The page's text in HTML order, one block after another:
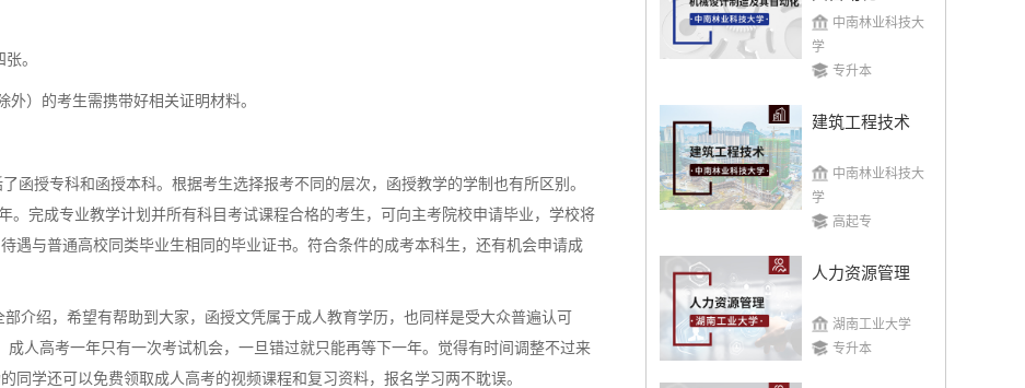
。
）的考生需携带好相关证明材料。
授专科和函授本科。根据考生选择报考不同的层次，函授教学的学制也有所区别。
。完成专业教学计划并所有科目考试课程合格的考生，可向主考院校申请毕业，学校将
遇与普通高校同类毕业生相同的毕业证书。符合条件的成考本科生，还有机会申请成
介绍，希望有帮助到大家，函授文凭属于成人教育学历，也同样是受大众普遍认可
人高考一年只有一次考试机会，一旦错过就只能再等下一年。觉得有时间调整不过来
同学还可以免费领取成人高考的视频课程和复习资料，报名学习两不耽误。
中南林业科技大
学
专升本
建筑工程技术
中南林业科技大
学
高起专
人力资源管理
湖南工业大学
专升本